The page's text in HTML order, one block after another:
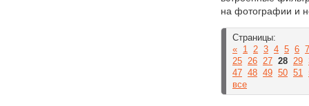
на фотографии и
Страницы:
« 1 2 3 4 5 6 7
25 26 27 28 29
47 48 49 50 51
все